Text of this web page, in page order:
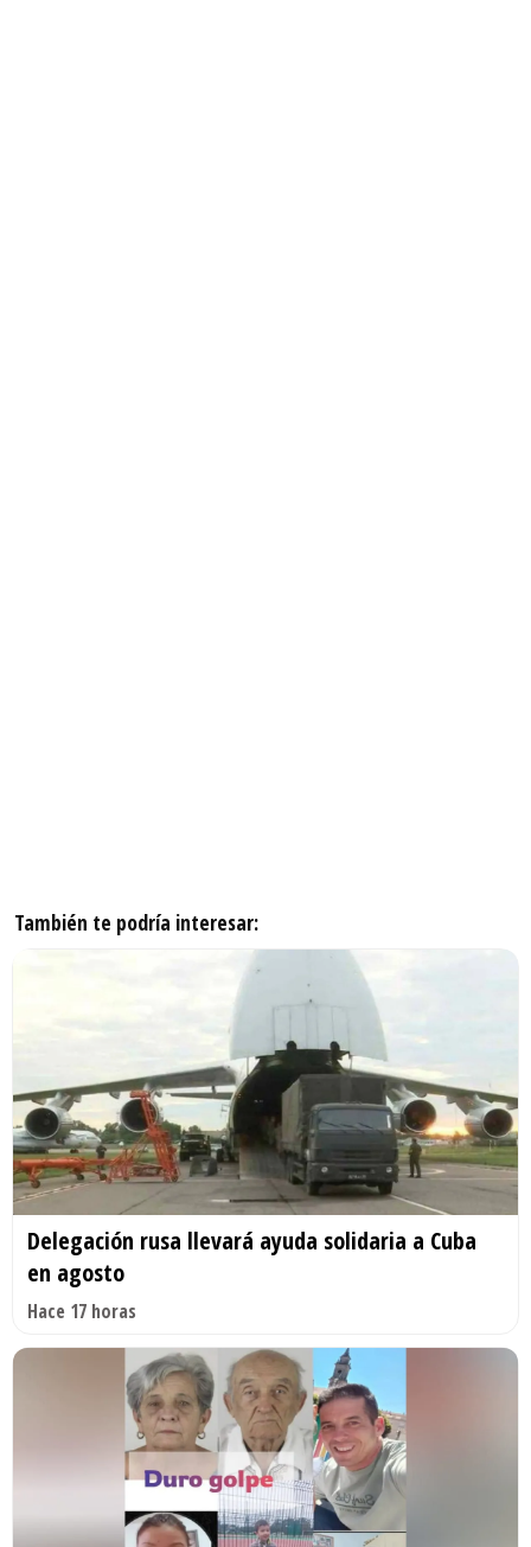
También te podría interesar:
Delegación rusa llevará ayuda solidaria a Cuba
en agosto
Hace 17 horas